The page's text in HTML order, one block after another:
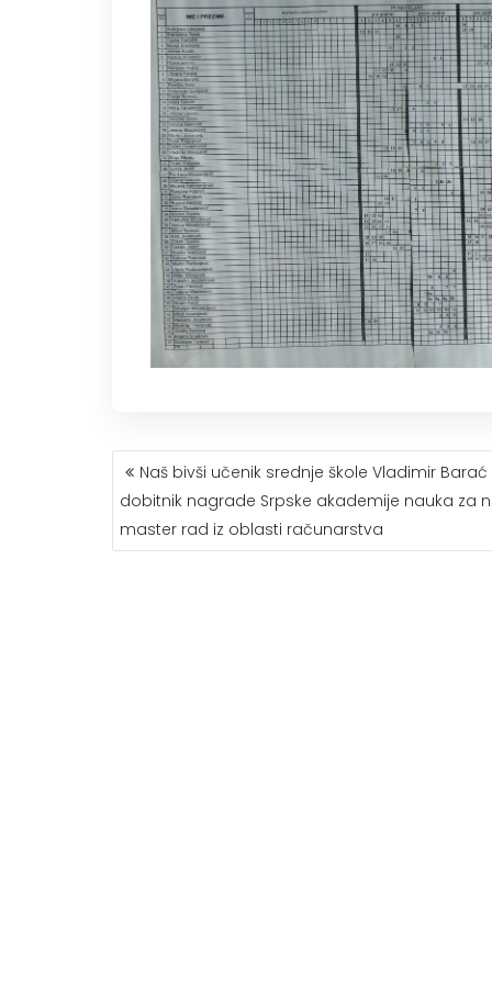
КРЕТАЊЕ
ЧЛАНКА
Naš bivši učenik srednje škole Vladimir Barać
dobitnik nagrade Srpske akademije nauka za
master rad iz oblasti računarstva